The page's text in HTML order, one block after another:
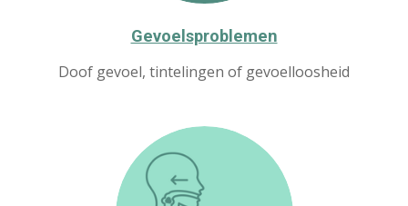
Gevoelsproblemen
Doof gevoel, tintelingen of gevoelloosheid